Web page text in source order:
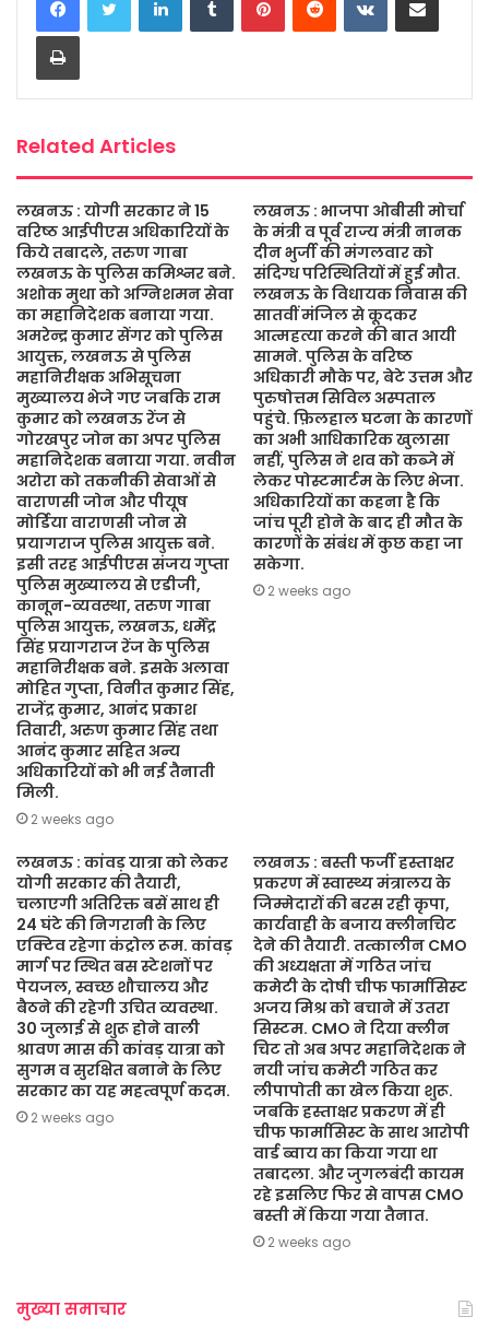
b
o
o
t
s
a
e
Print
Related Articles
लखनऊ : योगी सरकार ने 15
वरिष्ठ आईपीएस अधिकारियों के
किये तबादले, तरुण गाबा
लखनऊ के पुलिस कमिश्नर बने.
अशोक मुथा को अग्निशमन सेवा
का महानिदेशक बनाया गया.
अमरेन्द्र कुमार सेंगर को पुलिस
आयुक्त, लखनऊ से पुलिस
महानिरीक्षक अभिसूचना
मुख्यालय भेजे गए जबकि राम
कुमार को लखनऊ रेंज से
गोरखपुर जोन का अपर पुलिस
महानिदेशक बनाया गया. नवीन
अरोरा को तकनीकी सेवाओं से
वाराणसी जोन और पीयूष
मोर्डिया वाराणसी जोन से
प्रयागराज पुलिस आयुक्त बने.
इसी तरह आईपीएस संजय गुप्ता
पुलिस मुख्यालय से एडीजी,
कानून-व्यवस्था, तरुण गाबा
पुलिस आयुक्त, लखनऊ, धर्मेंद्र
सिंह प्रयागराज रेंज के पुलिस
महानिरीक्षक बने. इसके अलावा
मोहित गुप्ता, विनीत कुमार सिंह,
राजेंद्र कुमार, आनंद प्रकाश
तिवारी, अरुण कुमार सिंह तथा
आनंद कुमार सहित अन्य
अधिकारियों को भी नई तैनाती
मिली.
2 weeks ago
लखनऊ : भाजपा ओबीसी मोर्चा
के मंत्री व पूर्व राज्य मंत्री नानक
दीन भुर्जी की मंगलवार को
संदिग्ध परिस्थितियों में हुई मौत.
लखनऊ के विधायक निवास की
सातवीं मंजिल से कूदकर
आत्महत्या करने की बात आयी
सामने. पुलिस के वरिष्ठ
अधिकारी मौके पर, बेटे उत्तम और
पुरुषोत्तम सिविल अस्पताल
पहुंचे. फ़िलहाल घटना के कारणों
का अभी आधिकारिक खुलासा
नहीं, पुलिस ने शव को कब्जे में
लेकर पोस्टमार्टम के लिए भेजा.
अधिकारियों का कहना है कि
जांच पूरी होने के बाद ही मौत के
कारणों के संबंध में कुछ कहा जा
सकेगा.
2 weeks ago
लखनऊ : कांवड़ यात्रा को लेकर
योगी सरकार की तैयारी,
चलाएगी अतिरिक्त बसें साथ ही
24 घंटे की निगरानी के लिए
एक्टिव रहेगा कंट्रोल रूम. कांवड़
मार्ग पर स्थित बस स्टेशनों पर
पेयजल, स्वच्छ शौचालय और
बैठने की रहेगी उचित व्यवस्था.
30 जुलाई से शुरू होने वाली
श्रावण मास की कांवड़ यात्रा को
सुगम व सुरक्षित बनाने के लिए
सरकार का यह महत्वपूर्ण कदम.
2 weeks ago
लखनऊ : बस्ती फर्जी हस्ताक्षर
प्रकरण में स्वास्थ्य मंत्रालय के
जिम्मेदारों की बरस रही कृपा,
कार्यवाही के बजाय क्लीनचिट
देने की तैयारी. तत्कालीन CMO
की अध्यक्षता में गठित जांच
कमेटी के दोषी चीफ फार्मासिस्ट
अजय मिश्र को बचाने में उतरा
सिस्टम. CMO ने दिया क्लीन
चिट तो अब अपर महानिदेशक ने
नयी जांच कमेटी गठित कर
लीपापोती का खेल किया शुरू.
जबकि हस्ताक्षर प्रकरण में ही
चीफ फार्मासिस्ट के साथ आरोपी
वार्ड ब्वाय का किया गया था
तबादला. और जुगलबंदी कायम
रहे इसलिए फिर से वापस CMO
बस्ती में किया गया तैनात.
2 weeks ago
मुख्या समाचार